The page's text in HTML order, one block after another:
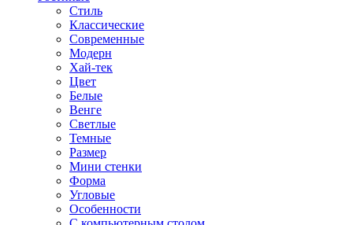
Стиль
Классические
Современные
Модерн
Хай-тек
Цвет
Белые
Венге
Светлые
Темные
Размер
Мини стенки
Форма
Угловые
Особенности